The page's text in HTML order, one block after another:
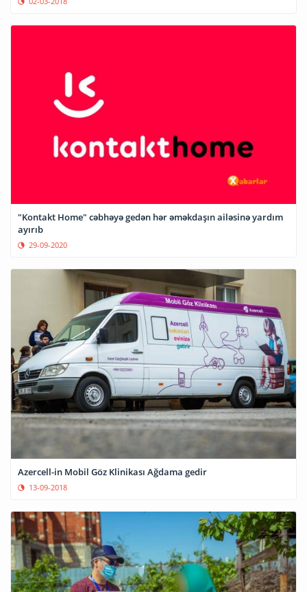
"Kontakt Home" cəbhəyə gedən hər əməkdaşın ailəsinə yardım
ayırıb
29-09-2020
Azercell-in Mobil Göz Klinikası Ağdama gedir
13-09-2018